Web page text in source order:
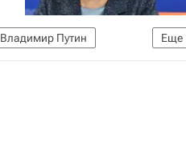
Еще
Владимир Путин